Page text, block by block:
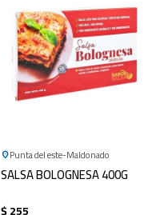
Punta del este Maldonado
SALSA BOLOGNESA 400G